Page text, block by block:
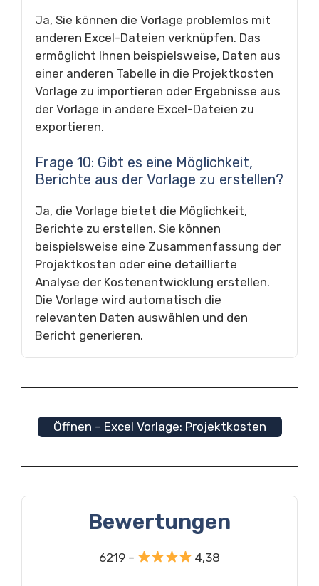
Ja, Sie können die Vorlage problemlos mit
anderen Excel-Dateien verknüpfen. Das
ermöglicht Ihnen beispielsweise, Daten aus
einer anderen Tabelle in die Projektkosten
Vorlage zu importieren oder Ergebnisse aus
der Vorlage in andere Excel-Dateien zu
exportieren.
Frage 10: Gibt es eine Möglichkeit,
Berichte aus der Vorlage zu erstellen?
Ja, die Vorlage bietet die Möglichkeit,
Berichte zu erstellen. Sie können
beispielsweise eine Zusammenfassung der
Projektkosten oder eine detaillierte
Analyse der Kostenentwicklung erstellen.
Die Vorlage wird automatisch die
relevanten Daten auswählen und den
Bericht generieren.
Öffnen – Excel Vorlage: Projektkosten
Bewertungen
6219 – 4,38